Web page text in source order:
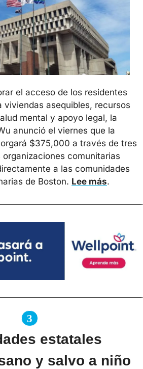
el acceso de los residentes
viviendas asequibles, recursos
mental y apoyo legal, la
anunció el viernes que la
$375,000 a través de tres
comunitarias
a las comunidades
de Boston. Lee más.
3
estatales
y salvo a niño